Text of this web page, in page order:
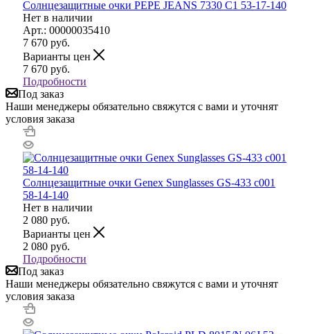
Солнцезащитные очки PEPE JEANS 7330 C1 53-17-140
Нет в наличии
Арт.: 00000035410
7 670 руб.
Варианты цен
7 670 руб.
Подробности
Под заказ
Наши менеджеры обязательно свяжутся с вами и уточнят
условия заказа
Солнцезащитные очки Genex Sunglasses GS-433 с001
58-14-140
Нет в наличии
2 080 руб.
Варианты цен
2 080 руб.
Подробности
Под заказ
Наши менеджеры обязательно свяжутся с вами и уточнят
условия заказа